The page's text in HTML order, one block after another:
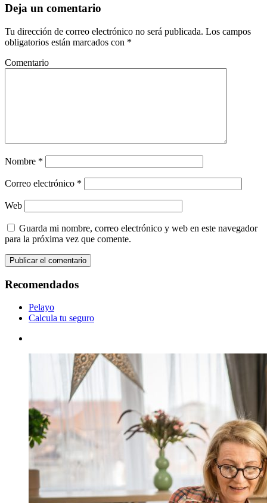
Deja un comentario
Tu dirección de correo electrónico no será publicada. Los campos
obligatorios están marcados con *
Comentario
Nombre *
Correo electrónico *
Web
Guarda mi nombre, correo electrónico y web en este navegador
para la próxima vez que comente.
Recomendados
Pelayo
Calcula tu seguro